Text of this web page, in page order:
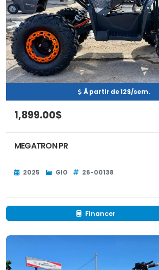
À partir de 12$/sem.
1,899.00$
MEGATRON PR
2025 GIO 26-00138
Financer